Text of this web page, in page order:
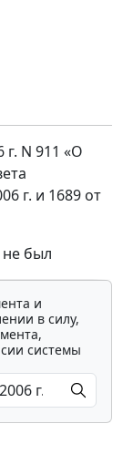
г. N 911 «О
г. и 1689 от
не был
и
в силу,
системы